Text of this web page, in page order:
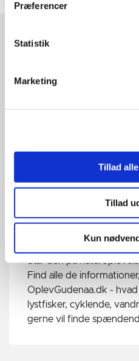
Præferencer
Statistik
Marketing
Tillad
Tillad
Kun
Læs mere om
Oplev Gudenåen
Står den på
Find alle de
OplevGudenaa.dk -
lystfisker, cyklende,
gerne vil finde